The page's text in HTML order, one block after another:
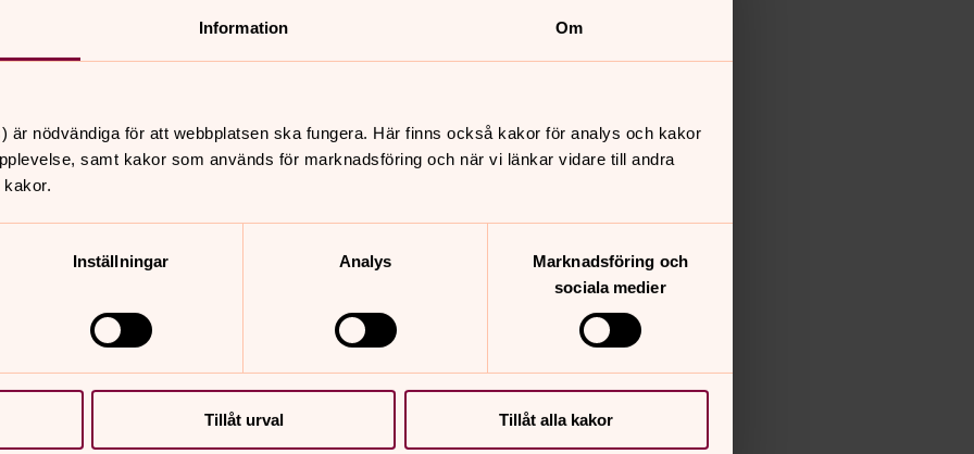
Information Om
är nödvändiga för att webbplatsen ska fungera. Här finns också kakor för analys och kakor
samt kakor som används för marknadsföring och när vi länkar vidare till andra
Inställningar Analys
Marknadsföring och
sociala medier
Tillåt urval Tillåt alla kakor